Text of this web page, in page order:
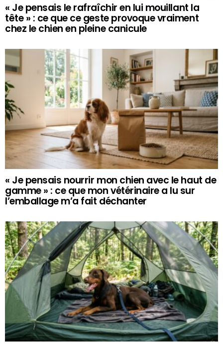
« Je pensais le rafraîchir en lui mouillant la
tête » : ce que ce geste provoque vraiment
chez le chien en pleine canicule
« Je pensais nourrir mon chien avec le haut de
gamme » : ce que mon vétérinaire a lu sur
l’emballage m’a fait déchanter